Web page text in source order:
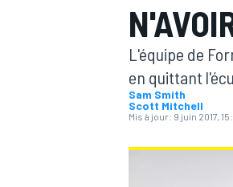
MOTOGP
L'équipe de
en quittant
Sam Smith
Scott Mitchell
Mis à jour: 9 juin 2017,